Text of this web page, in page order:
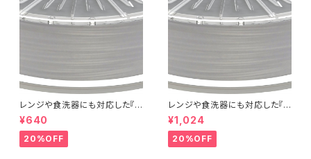
レンジや食洗器にも対応した『C
entaur PP』：お試しサンプル 5
M
¥640
20%OFF
レンジや食洗器にも対応した『C
entaur PP』：お試しサンプル 1
0M
¥1,024
20%OFF